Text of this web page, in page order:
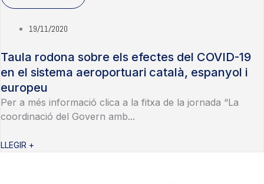
19/11/2020
Taula rodona sobre els efectes del COVID-19
en el sistema aeroportuari català, espanyol i
europeu
Per a més informació clica a la fitxa de la jornada “La
coordinació del Govern amb...
LLEGIR +